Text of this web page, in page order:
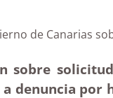
de
sobre
denuncia por